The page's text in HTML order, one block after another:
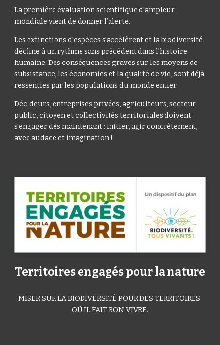
La première évaluation scientifique d’ampleur
mondiale vient de donner l’alerte.
Les extinctions d’espèces s’accélèrent et la biodiversité
décline à un rythme sans précédent dans l’histoire
humaine. Des conséquences graves sur les moyens de
subsistance, les économies et la qualité de vie, sont déjà
ressenties par les populations du monde entier.
Décideurs, entreprises privées, agriculteurs, secteur
public, citoyen et collectivités territoriales doivent
s’engager dès maintenant : initier, agir concrètement,
avec audace et imagination !
Territoires engagés pour la nature
MISER SUR LA BIODIVERSITÉ POUR DES TERRITOIRES
OÙ IL FAIT BON VIVRE.